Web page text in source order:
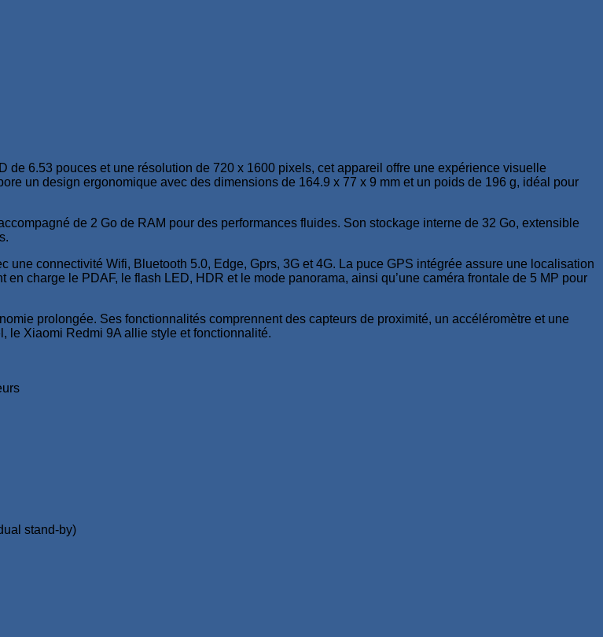
6.53 pouces et une résolution de 720 x 1600 pixels, cet appareil offre une expérience visuelle
un design ergonomique avec des dimensions de 164.9 x 77 x 9 mm et un poids de 196 g, idéal pour
de 2 Go de RAM pour des performances fluides. Son stockage interne de 32 Go, extensible
connectivité Wifi, Bluetooth 5.0, Edge, Gprs, 3G et 4G. La puce GPS intégrée assure une localisation
charge le PDAF, le flash LED, HDR et le mode panorama, ainsi qu’une caméra frontale de 5 MP pour
prolongée. Ses fonctionnalités comprennent des capteurs de proximité, un accéléromètre et une
le Xiaomi Redmi 9A allie style et fonctionnalité.
stand-by)